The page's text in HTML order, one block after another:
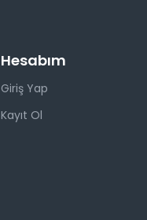
Hesabım
Giriş Yap
Kayıt Ol